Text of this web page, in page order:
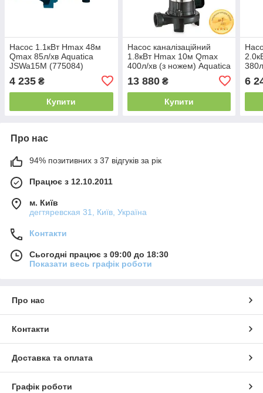
Насос 1.1кВт Hmax 48м
Qmax 85л/хв Aquatica
JSWa15M (775084)
4 235 ₴
Купити
Насос каналізаційний
1.8кВт Hmax 10м Qmax
400л/хв (з ножем) Aquatica
13 880₴
Купити
6
Про нас
94% позитивних з 37 відгуків за рік
Працює з 12.10.2011
м. Київ
дегтяревская 31, Київ, Україна
Контакти
Сьогодні працює з 09:00 до 18:30
Показати весь графік роботи
Про нас
Контакти
Доставка та оплата
Графік роботи